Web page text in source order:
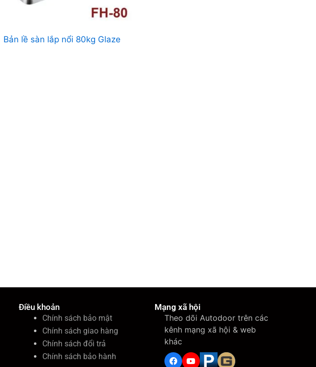
Bản lề sàn lắp nổi 80kg Glaze
Điều khoản
Chính sách bảo mật
Chính sách giao hàng
Chính sách đổi trả
Chính sách bảo hành
Mạng xã hội
Theo dõi Autodoor trên các
kênh mạng xã hội & web
khác